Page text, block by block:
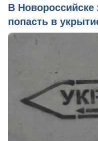
В Новороссийске
попасть в